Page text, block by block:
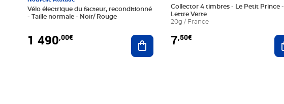
Vélo électrique du facteur, reconditionné
- Taille normale - Noir/ Rouge
1 490,00€ Ajouter au panier
Collector 4 timbres - Le Petit Prince -
Lettre Verte
20g / France
7,50€